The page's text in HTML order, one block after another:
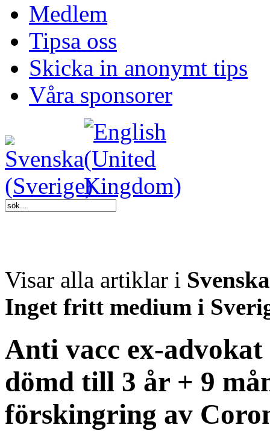
Medlem
Tipsa oss
Skicka in anonymt tips
Våra sponsorer
Visar alla artiklar i
Inget fritt medium i
Anti vacc ex-
dömd till 3 år + 9
förskingring av